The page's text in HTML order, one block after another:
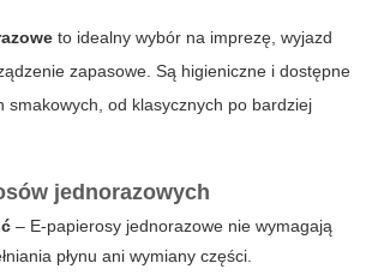
to idealny wybór na imprezę, wyjazd
zapasowe. Są higieniczne i dostępne
smakowych, od klasycznych po bardziej
jednorazowych
– E-papierosy jednorazowe nie wymagają
płynu ani wymiany części.